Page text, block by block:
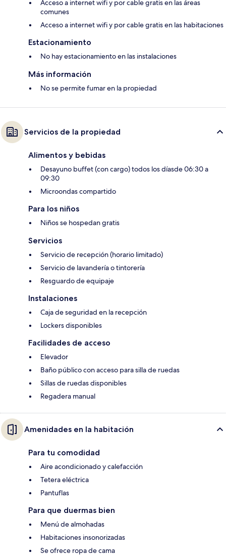
Acceso a internet wifi y por cable gratis en las áreas
comunes
Acceso a internet wifi y por cable gratis en las habitaciones
Estacionamiento
No hay estacionamiento en las instalaciones
Más información
No se permite fumar en la propiedad
Servicios de la propiedad
Alimentos y bebidas
Desayuno buffet (con cargo) todos los díasde 06:30 a
09:30
Microondas compartido
Para los niños
Niños se hospedan gratis
Servicios
Servicio de recepción (horario limitado)
Servicio de lavandería o tintorería
Resguardo de equipaje
Instalaciones
Caja de seguridad en la recepción
Lockers disponibles
Facilidades de acceso
Elevador
Baño público con acceso para silla de ruedas
Sillas de ruedas disponibles
Regadera manual
Amenidades en la habitación
Para tu comodidad
Aire acondicionado y calefacción
Tetera eléctrica
Pantuflas
Para que duermas bien
Menú de almohadas
Habitaciones insonorizadas
Se ofrece ropa de cama